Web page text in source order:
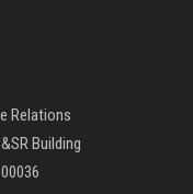
Relations
Building